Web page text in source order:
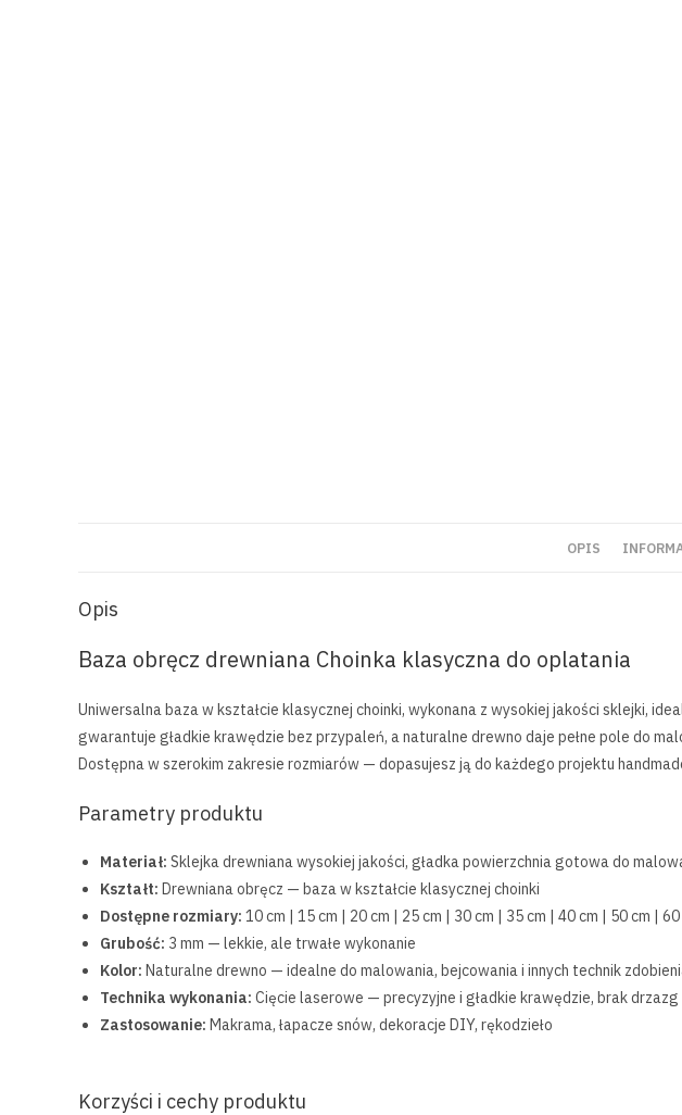
OPIS
Opis
Baza obręcz drewniana Choinka klasyczna do oplatania
Uniwersalna baza w kształcie klasycznej choinki, wykonana z wysokiej jakości sklejki,
gwarantuje gładkie krawędzie bez przypaleń, a naturalne drewno daje pełne pole do
Dostępna w szerokim zakresie rozmiarów — dopasujesz ją do każdego projektu
Parametry produktu
Materiał: Sklejka drewniana wysokiej jakości, gładka powierzchnia gotowa do
Kształt: Drewniana obręcz — baza w kształcie klasycznej choinki
Dostępne rozmiary: 10 cm | 15 cm | 20 cm | 25 cm | 30 cm | 35 cm | 40 cm | 50 cm | 60
Grubość: 3 mm — lekkie, ale trwałe wykonanie
Kolor: Naturalne drewno — idealne do malowania, bejcowania i innych technik
Technika wykonania: Cięcie laserowe — precyzyjne i gładkie krawędzie, brak drzazg
Zastosowanie: Makrama, łapacze snów, dekoracje DIY, rękodzieło
Korzyści i cechy produktu